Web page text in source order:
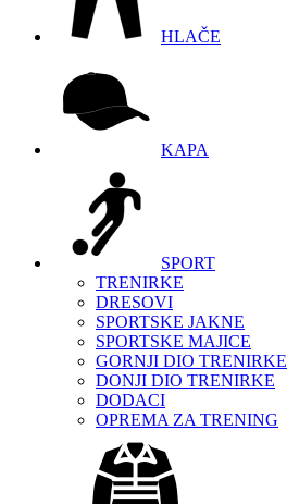
HLAČE
KAPA
SPORT
TRENIRKE
DRESOVI
SPORTSKE JAKNE
SPORTSKE MAJICE
GORNJI DIO TRENIRKE
DONJI DIO TRENIRKE
DODACI
OPREMA ZA TRENING